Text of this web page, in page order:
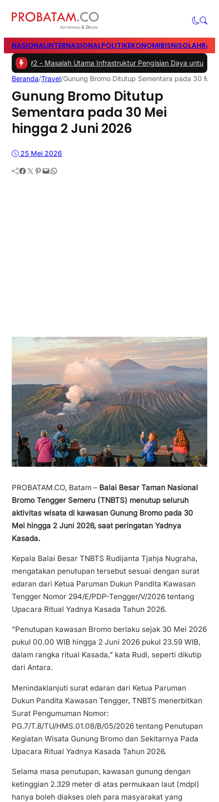
NASIONALINTERNASIONALPOLITIKEKONOMIBISNIS
Masalah Utama Infrastruktur Pengisian Daya untuk Mobil
Beranda/Travel/Gunung Bromo Ditutup Sementara pada 30
Gunung Bromo Ditutup
Sementara pada 30 Mei
hingga 2 Juni 2026
25 Mei 2026
Facebook Twitter Pinterest Mail WhatsApp
PROBATAM.CO, Batam – Balai Besar Taman Nasional
Bromo Tengger Semeru (TNBTS) menutup seluruh
aktivitas wisata di kawasan Gunung Bromo pada 30
Mei hingga 2 Juni 2026, saat peringatan Yadnya
Kasada.
Kepala Balai Besar TNBTS Rudijanta Tjahja Nugraha,
mengatakan penutupan tersebut sesuai dengan surat
edaran dari Ketua Paruman Dukun Pandita Kawasan
Tengger Nomor 294/E/PDP-Tengger/V/2026 tentang
Upacara Ritual Yadnya Kasada Tahun 2026.
“Penutupan kawasan Bromo berlaku sejak 30 Mei 2026
pukul 00.00 WIB hingga 2 Juni 2026 pukul 23.59 WIB,
dalam rangka ritual Kasada,” kata Rudi, seperti dikutip
dari Antara.
Menindaklanjuti surat edaran dari Ketua Paruman
Dukun Pandita Kawasan Tengger, TNBTS menerbitkan
Surat Pengumuman Nomor:
PG.7/T.8/TU/HMS.01.08/B/05/2026 tentang Penutupan
Kegiatan Wisata Gunung Bromo dan Sekitarnya Pada
Upacara Ritual Yadnya Kasada Tahun 2026.
Selama masa penutupan, kawasan gunung dengan
ketinggian 2.329 meter di atas permukaan laut (mdpl)
hanya boleh diakses oleh para masyarakat yang